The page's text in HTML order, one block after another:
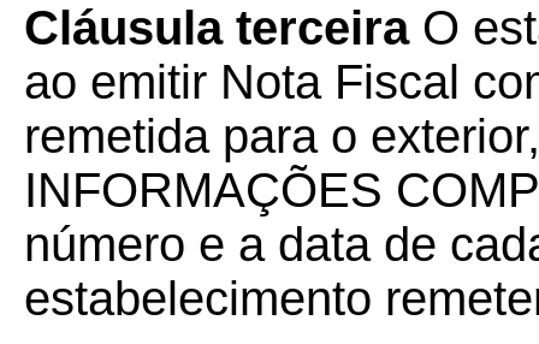
Cláusula terceiraO
ao emitir Nota Fiscal
remetida para o
INFORMAÇÕES
número e a data de
estabelecimento